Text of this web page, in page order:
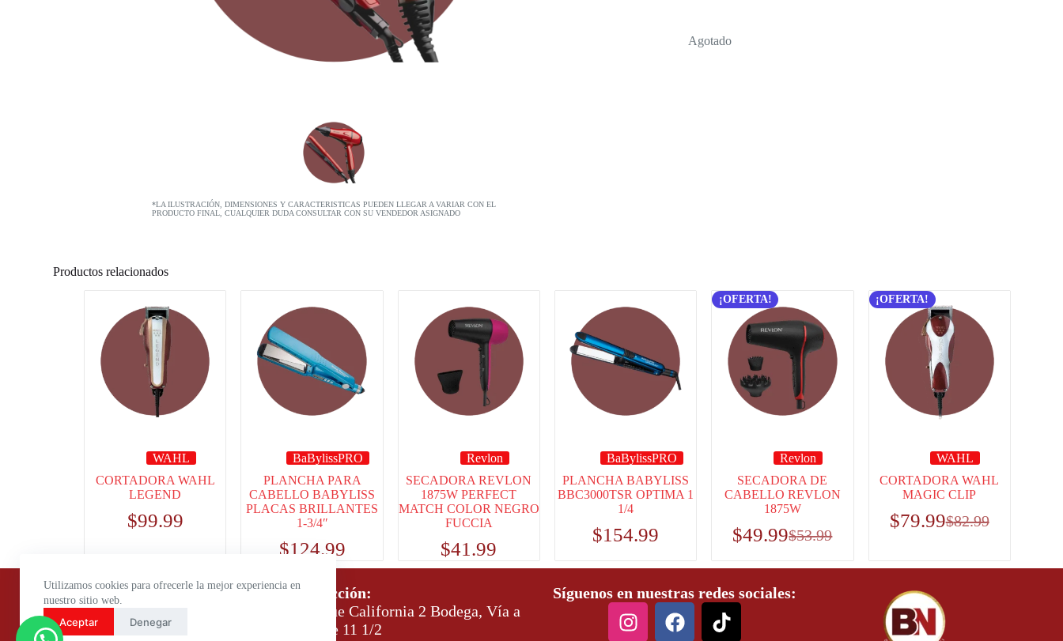
Utilizamos cookies para ofrecerle la mejor experiencia en
nuestro sitio web.
Aceptar Denegar
*LA ILUSTRACIÓN, DIMENSIONES Y CARACTERISTICAS PUEDEN LLEGAR A VARIAR CON EL
PRODUCTO FINAL, CUALQUIER DUDA CONSULTAR CON SU VENDEDOR ASIGNADO
Agotado
Productos relacionados
WAHL
CORTADORA WAHL
LEGEND
$99.99
BaBylissPRO
PLANCHA PARA
CABELLO BABYLISS
PLACAS BRILLANTES
1-3/4″
$124.99
Revlon
SECADORA REVLON
1875W PERFECT
MATCH COLOR NEGRO
FUCCIA
$41.99
BaBylissPRO
PLANCHA BABYLISS
BBC3000TSR OPTIMA 1
1/4
$154.99
¡OFERTA!
Revlon
SECADORA DE
CABELLO REVLON
1875W
$53.99
$49.99
¡OFERTA!
WAHL
CORTADORA WAHL
MAGIC CLIP
$82.99
$79.99
Horario de atención:
Lunes a Viernes: 9:00 – 18:00
Sábados: 9:00 – 14:00
Dirección:
Parque California 2 Bodega, Vía a
Daule 11 1/2
Síguenos en nuestras redes sociales: